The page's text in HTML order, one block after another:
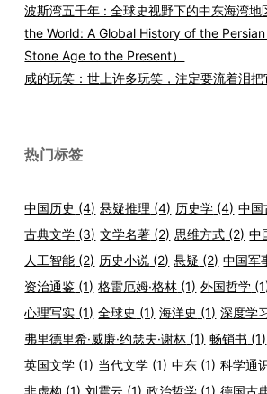
波斯湾五千年 : 全球史视野下的中东海湾
the World: A Global History of the
Stone Age to the Present）
咸的玩笑：世上许多玩笑，注定要流着泪把
热门标签
中国历史 (4) 悬疑推理 (4) 历史学 (4) 中国
古典文学 (3) 文学名著 (2) 思维方式 (2) 中
人工智能 (2) 历史小说 (2) 悬疑 (2) 中国军
资治通鉴 (1) 格雷厄姆·格林 (1) 外国哲学
心理写实 (1) 全球史 (1) 海洋史 (1) 深度学
弗里德里希·威廉·约瑟夫·谢林 (1) 畅销书 (1)
英国文学 (1) 当代文学 (1) 中东 (1) 科学通
非虚构 (1) 刘震云 (1) 政治哲学 (1) 德国古